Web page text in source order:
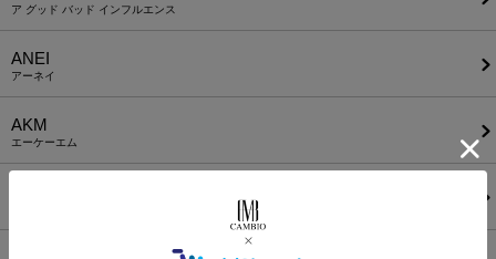
ア グッド バッド インフルエンス
ANEI
アーネイ
AKM
エーケーエム